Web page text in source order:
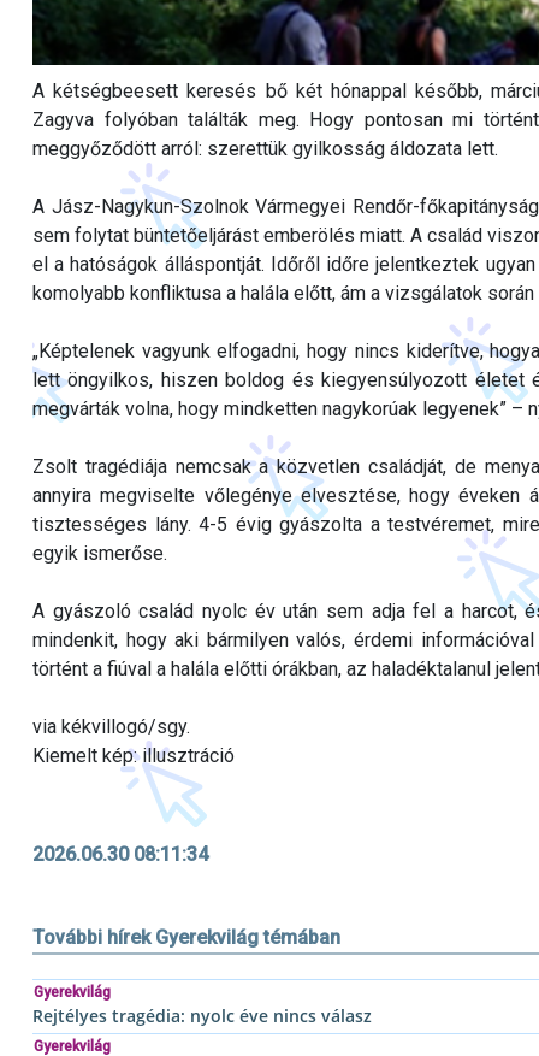
A kétségbeesett keresés bő két hónappal később,
Zagyva folyóban találták meg. Hogy pontosan mi
meggyőződött arról: szerettük gyilkosság áldozata lett.
A Jász-Nagykun-Szolnok Vármegyei Rendőr-
sem folytat büntetőeljárást emberölés miatt. A család
el a hatóságok álláspontját. Időről időre jelentkeztek
komolyabb konfliktusa a halála előtt, ám a vizsgálatok
„Képtelenek vagyunk elfogadni, hogy nincs kiderítve,
lett öngyilkos, hiszen boldog és kiegyensúlyozott életet
megvárták volna, hogy mindketten nagykorúak legyenek”
Zsolt tragédiája nemcsak a közvetlen családját, de
annyira megviselte vőlegénye elvesztése, hogy éveken
tisztességes lány. 4-5 évig gyászolta a testvéremet,
egyik ismerőse.
A gyászoló család nyolc év után sem adja fel a harcot,
mindenkit, hogy aki bármilyen valós, érdemi
történt a fiúval a halála előtti órákban, az haladéktalanul
via kékvillogó/sgy.
Kiemelt kép: illusztráció
2026.06.30 08:11:34
További hírek Gyerekvilág témában
Gyerekvilág
Rejtélyes tragédia: nyolc éve nincs válasz
Gyerekvilág